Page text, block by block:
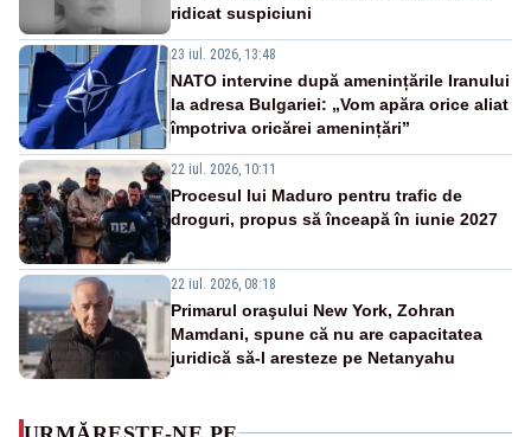
ridicat suspiciuni
23 iul. 2026, 13:48
NATO intervine după amenințările Iranului
la adresa Bulgariei: „Vom apăra orice aliat
împotriva oricărei amenințări”
22 iul. 2026, 10:11
Procesul lui Maduro pentru trafic de
droguri, propus să înceapă în iunie 2027
22 iul. 2026, 08:18
Primarul oraşului New York, Zohran
Mamdani, spune că nu are capacitatea
juridică să-l aresteze pe Netanyahu